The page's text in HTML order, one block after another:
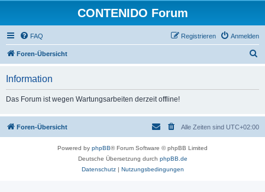
CONTENIDO Forum
FAQ Anmelden
Registrieren
Foren-Übersicht
Information
Das Forum ist wegen Wartungsarbeiten derzeit offline!
Foren-Übersicht Alle Zeiten sind UTC+02:00
Powered by phpBB® Forum Software © phpBB Limited
Deutsche Übersetzung durch phpBB.de
Datenschutz| Nutzungsbedingungen